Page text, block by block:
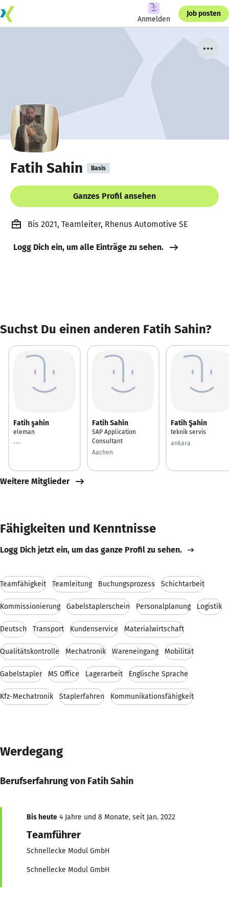
Anmelden
Job posten
Fatih Sahin Basis
Ganzes Profil ansehen
Bis 2021, Teamleiter, Rhenus Automotive SE
Logg Dich ein, um alle Einträge zu sehen.
Suchst Du einen anderen Fatih Sahin?
Fatih şahin
eleman
---
Fatih Sahin
SAP Application
Consultant
Aachen
Fatih Şahin
teknik servis
ankara
Weitere Mitglieder
Fähigkeiten und Kenntnisse
Logg Dich jetzt ein, um das ganze Profil zu sehen.
Teamfähigkeit Teamleitung Buchungsprozess Schichtarbeit
Kommissionierung Gabelstaplerschein Personalplanung Logistik
Deutsch Transport Kundenservice Materialwirtschaft
Qualitätskontrolle Mechatronik Wareneingang Mobilität
Gabelstapler MS Office Lagerarbeit Englische Sprache
Kfz-Mechatronik Staplerfahren Kommunikationsfähigkeit
Werdegang
Berufserfahrung von Fatih Sahin
Bis heute 4 Jahre und 8 Monate, seit Jan. 2022
Teamführer
Schnellecke Modul GmbH
Schnellecke Modul GmbH